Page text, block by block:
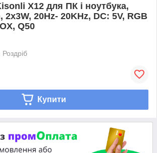
X12 для ПК і ноутбука,
2x3W, 20Hz- 20KHz, DC: 5V, RGB
Q50
Роздріб
Купити